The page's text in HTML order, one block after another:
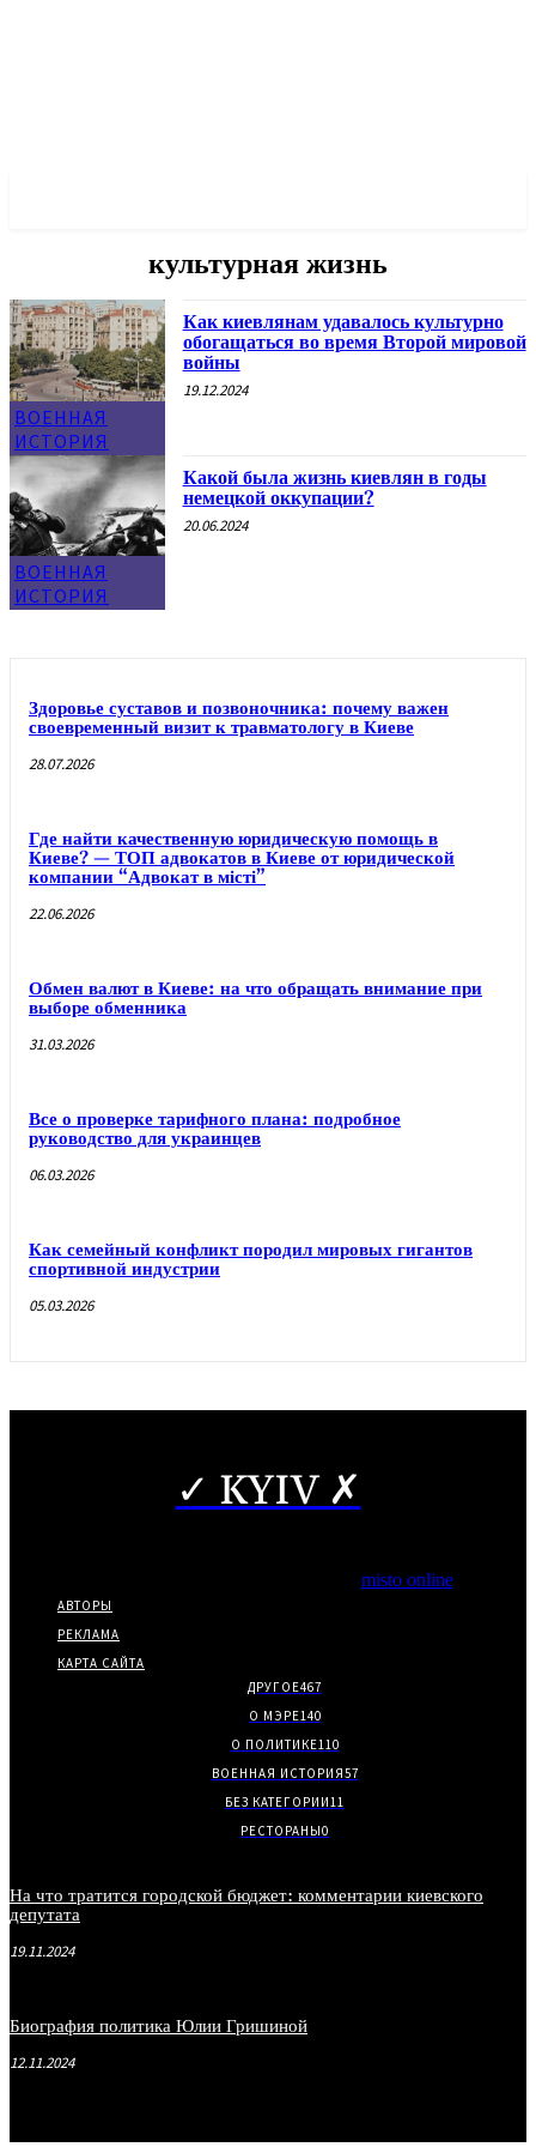
культурная жизнь
ВОЕННАЯ
ИСТОРИЯ
Как киевлянам удавалось культурно
обогащаться во время Второй мировой
войны
19.12.2024
ВОЕННАЯ
ИСТОРИЯ
Какой была жизнь киевлян в годы
немецкой оккупации?
20.06.2024
Здоровье суставов и позвоночника: почему важен
своевременный визит к травматологу в Киеве
28.07.2026
Где найти качественную юридическую помощь в
Киеве? — ТОП адвокатов в Киеве от юридической
компании “Адвокат в місті”
22.06.2026
Обмен валют в Киеве: на что обращать внимание при
выборе обменника
31.03.2026
Все о проверке тарифного плана: подробное
руководство для украинцев
06.03.2026
Как семейный конфликт породил мировых гигантов
спортивной индустрии
05.03.2026
✓ KYIV ✗
misto online
АВТОРЫ
РЕКЛАМА
КАРТА САЙТА
ДРУГОЕ467
О МЭРЕ140
О ПОЛИТИКЕ110
ВОЕННАЯ ИСТОРИЯ57
БЕЗ КАТЕГОРИИ11
РЕСТОРАНЫ0
На что тратится городской бюджет: комментарии киевского
депутата
19.11.2024
Биография политика Юлии Гришиной
12.11.2024